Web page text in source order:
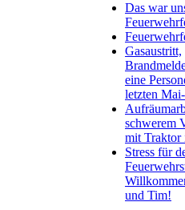
Das war
Gasaustritt,
eine
letzten
schwerem
mit Traktor
Stress für
und Tim!